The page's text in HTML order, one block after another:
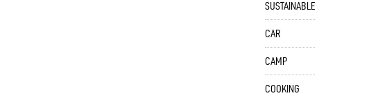
SUSTAINABLE
CAR
CAMP
COOKING